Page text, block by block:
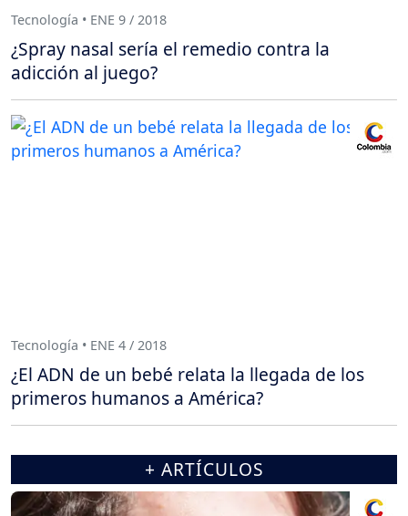
Tecnología • ENE 9 / 2018
¿Spray nasal sería el remedio contra la
adicción al juego?
Tecnología • ENE 4 / 2018
¿El ADN de un bebé relata la llegada de los
primeros humanos a América?
+ ARTÍCULOS